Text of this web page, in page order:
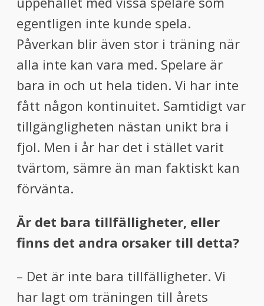
egentligen inte kunde spela.
Påverkan blir även stor i träning när
alla inte kan vara med. Spelare är
bara in och ut hela tiden. Vi har inte
fått någon kontinuitet. Samtidigt var
tillgängligheten nästan unikt bra i
fjol. Men i år har det i stället varit
tvärtom, sämre än man faktiskt kan
förvänta.
Är det bara tillfälligheter, eller
finns det andra orsaker till detta?
– Det är inte bara tillfälligheter. Vi
har lagt om träningen till årets